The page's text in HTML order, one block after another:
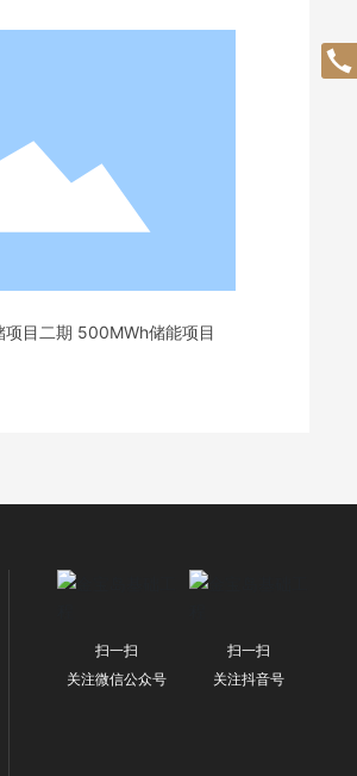
目二期 500MWh储能项目
扫一扫
关注微信公众号
扫一扫
关注抖音号